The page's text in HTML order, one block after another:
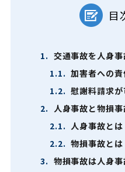
目
1. 交通事故を人身
1.1. 加害者への
1.2. 慰謝料請求が
2. 人身事故と物損
2.1. 人身事故とは
2.2. 物損事故とは
3. 物損事故は人身